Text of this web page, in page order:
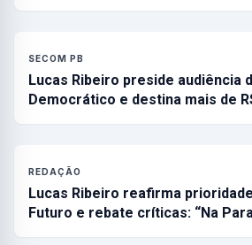
SECOM PB
Lucas Ribeiro preside audiência
Democrático e destina mais de
REDAÇÃO
Lucas Ribeiro reafirma
Futuro e rebate críticas: “Na